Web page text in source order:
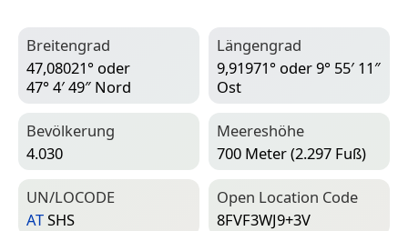
Breitengrad
47,08021° oder
47° 4′ 49″ Nord
Längengrad
9,91971° oder 9° 55′ 11″
Ost
Bevölkerung
4.030
Meereshöhe
700 Meter (2.297 Fuß)
UN/LOCODE
ATSHS
Open Location Code
8FVF3WJ9+3V